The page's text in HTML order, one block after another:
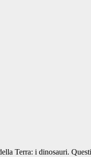
Terra: i dinosauri.